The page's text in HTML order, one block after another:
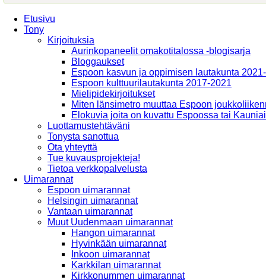
Etusivu
Tony
Kirjoituksia
Aurinkopaneelit omakotitalossa -blogisarja
Bloggaukset
Espoon kasvun ja oppimisen lautakunta
Espoon kulttuurilautakunta 2017-2021
Mielipidekirjoitukset
Miten länsimetro muuttaa Espoon
Elokuvia joita on kuvattu Espoossa tai
Luottamustehtäväni
Tonysta sanottua
Ota yhteyttä
Tue kuvausprojekteja!
Tietoa verkkopalvelusta
Uimarannat
Espoon uimarannat
Helsingin uimarannat
Vantaan uimarannat
Muut Uudenmaan uimarannat
Hangon uimarannat
Hyvinkään uimarannat
Inkoon uimarannat
Karkkilan uimarannat
Kirkkonummen uimarannat